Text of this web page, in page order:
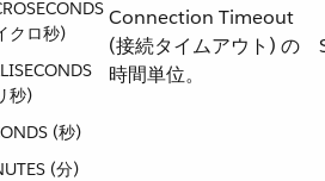
クロ秒)
秒)
(秒)
(分)
Connection Timeout
(接続タイムアウト) の
時間単位。